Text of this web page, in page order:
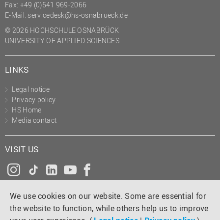
We use cookies on our website. Some are essential for
the website to function, while others help us to improve
(PMO)
Prozessmanagement
Recht
Science to Business GmbH
Studierendensekretariat
Studium und Lehre
Transfer- und
Innovationsmanagement
Fax: +49 (0)541 969-2066
E-Mail: servicedesk@hs-osnabrueck.de
© 2026 HOCHSCHULE OSNABRÜCK
UNIVERSITY OF APPLIED SCIENCES
LINKS
Legal notice
Privacy policy
HS Home
Media contact
VISIT US
Instagram
Tiktok
LinkedInYouTube